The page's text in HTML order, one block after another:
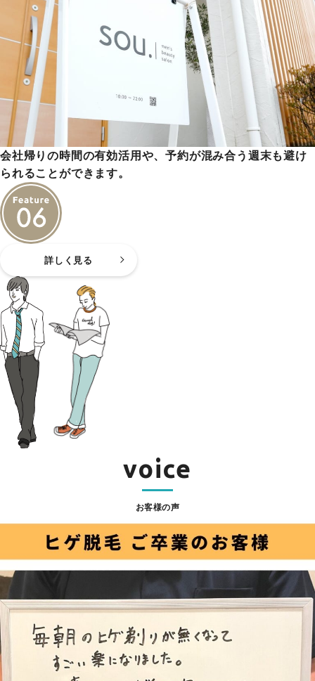
会社帰りの時間の有効活用や、予約が混み合う週末も避け
られることができます。
詳しく見る
voice
お客様の声